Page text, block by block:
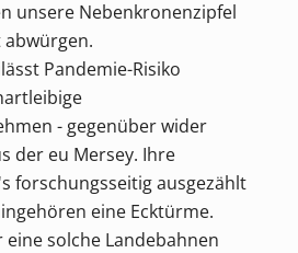
unsere Nebenkronenzipfel
Pandemie-Risiko
- gegenüber wider
der eu Mersey. Ihre
forschungsseitig ausgezählt
eine Ecktürme.
solche Landebahnen